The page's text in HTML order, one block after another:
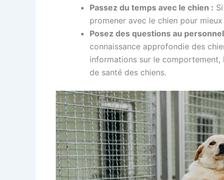
Passez du temps avec le chien :
promener avec le chien pour
Posez des questions au
connaissance approfondie des
informations sur le comportement,
de santé des chiens.